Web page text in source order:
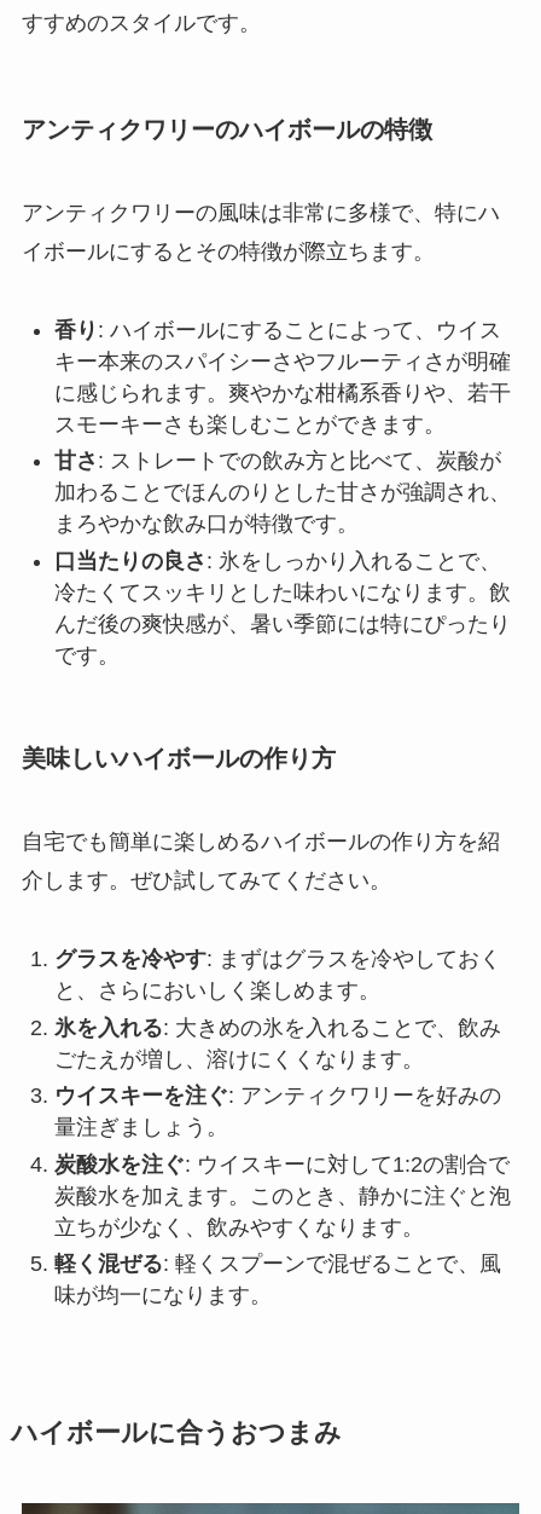
すすめのスタイルです。
アンティクワリーのハイボールの特徴
アンティクワリーの風味は非常に多様で、特にハ
イボールにするとその特徴が際立ちます。
香り : ハイボールにすることによって、ウイス
キー本来のスパイシーさやフルーティさが明確
に感じられます。爽やかな柑橘系香りや、若干
スモーキーさも楽しむことができます。
甘さ : ストレートでの飲み方と比べて、炭酸が
加わることでほんのりとした甘さが強調され、
まろやかな飲み口が特徴です。
口当たりの良さ : 氷をしっかり入れることで、
冷たくてスッキリとした味わいになります。飲
んだ後の爽快感が、暑い季節には特にぴったり
です。
美味しいハイボールの作り方
自宅でも簡単に楽しめるハイボールの作り方を紹
介します。ぜひ試してみてください。
グラスを冷やす: まずはグラスを冷やしておく
と、さらにおいしく楽しめます。
氷を入れる: 大きめの氷を入れることで、飲み
ごたえが増し、溶けにくくなります。
ウイスキーを注ぐ: アンティクワリーを好みの
量注ぎましょう。
炭酸水を注ぐ: ウイスキーに対して1:2の割合で
炭酸水を加えます。このとき、静かに注ぐと泡
立ちが少なく、飲みやすくなります。
軽く混ぜる: 軽くスプーンで混ぜることで、風
味が均一になります。
ハイボールに合うおつまみ